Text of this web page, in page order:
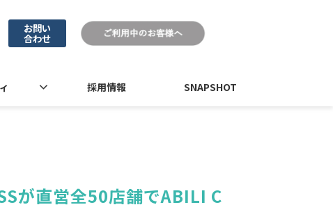
お問い
合わせ
採用情報 SNAPSHOT
が直営全50店舗でABILI C